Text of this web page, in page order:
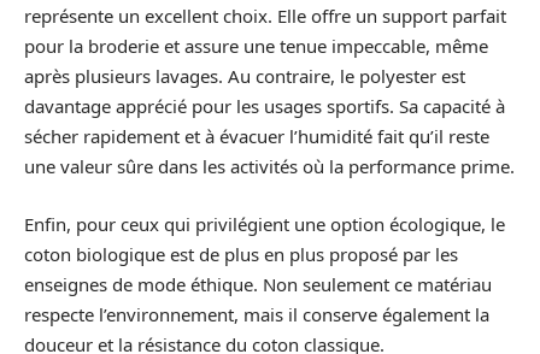
représente un excellent choix. Elle offre un support parfait
pour la broderie et assure une tenue impeccable, même
après plusieurs lavages. Au contraire, le polyester est
davantage apprécié pour les usages sportifs. Sa capacité à
sécher rapidement et à évacuer l’humidité fait qu’il reste
une valeur sûre dans les activités où la performance prime.
Enfin, pour ceux qui privilégient une option écologique, le
coton biologique est de plus en plus proposé par les
enseignes de mode éthique. Non seulement ce matériau
respecte l’environnement, mais il conserve également la
douceur et la résistance du coton classique.